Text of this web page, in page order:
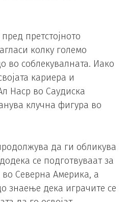
претстојното
колку големо
во соблекувалната. Иако
кариера и
Наср во Саудиска
клучна фигура во
да ги обликува
се подготвуваат за
Северна Америка, а
знаење дека играчите се